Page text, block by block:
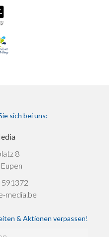
sich bei uns:
8
591372
media.be
& Aktionen verpassen!